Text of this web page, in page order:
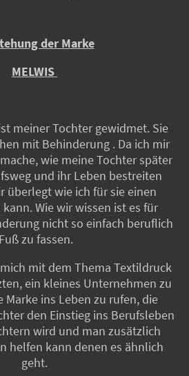
der Marke
MELWIS
meiner Tochter gewidmet. Sie
mit Behinderung . Da ich mir
wie meine Tochter später
und ihr Leben bestreiten
überlegt wie ich für sie einen
Wie wir wissen ist es für
nicht so einfach beruflich
Fuß zu fassen.
mit dem Thema Textildruck
ein kleines Unternehmen zu
Marke ins Leben zu rufen, die
den Einstieg ins Berufsleben
wird und man zusätzlich
helfen kann denen es ähnlich
geht.